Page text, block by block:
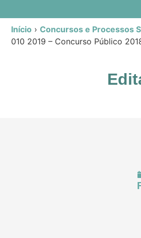
Início › Concursos e Processos
010 2019 – Concurso Público